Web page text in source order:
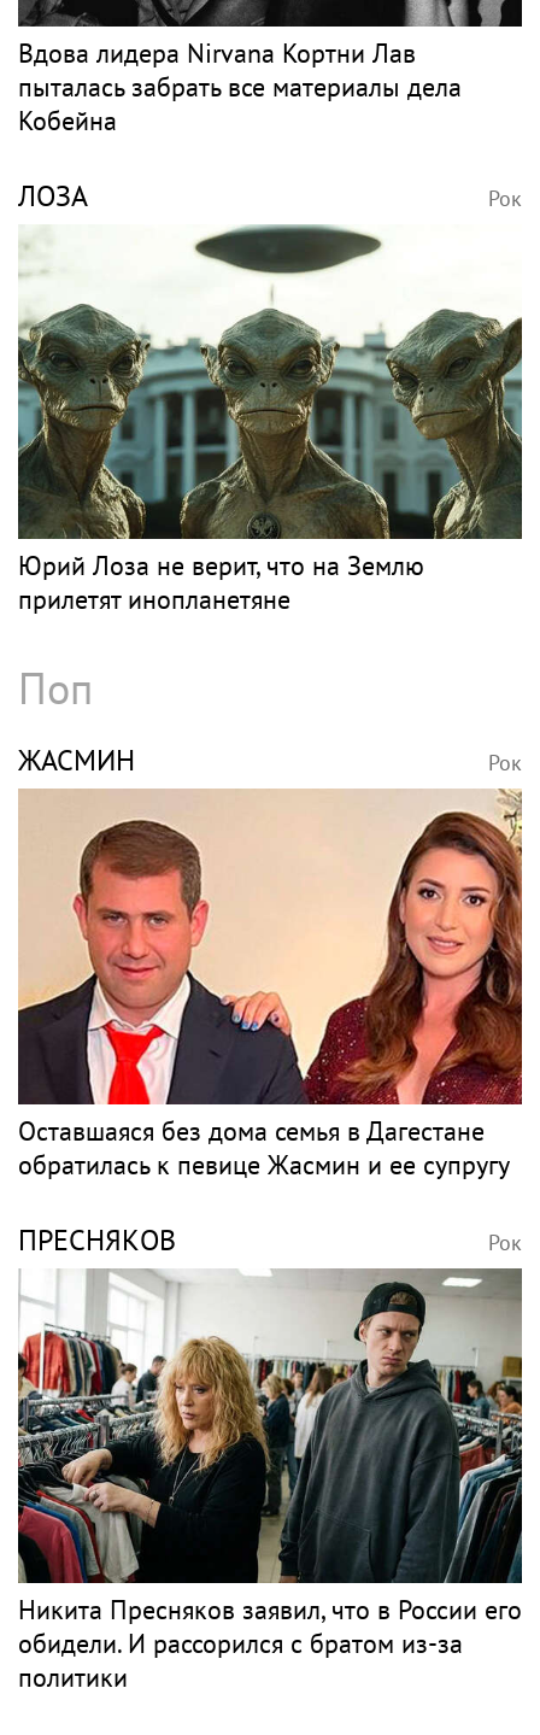
Вдова лидера Nirvana Кортни Лав
пыталась забрать все материалы дела
Кобейна
ЛОЗА Рок
Юрий Лоза не верит, что на Землю
прилетят инопланетяне
Поп
ЖАСМИН Рок
Оставшаяся без дома семья в Дагестане
обратилась к певице Жасмин и ее супругу
ПРЕСНЯКОВ Рок
Никита Пресняков заявил, что в России его
обидели. И рассорился с братом из-за
политики